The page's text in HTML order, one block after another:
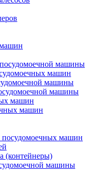
машины
машин
машины
машины
машин
машин
машин
(контейнеры)
машины